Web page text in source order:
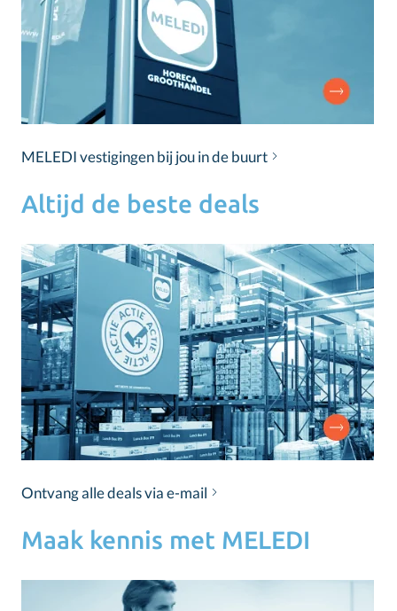
MELEDI vestigingen bij jou in de buurt
Altijd de beste deals
Ontvang alle deals via e-mail
Maak kennis met MELEDI